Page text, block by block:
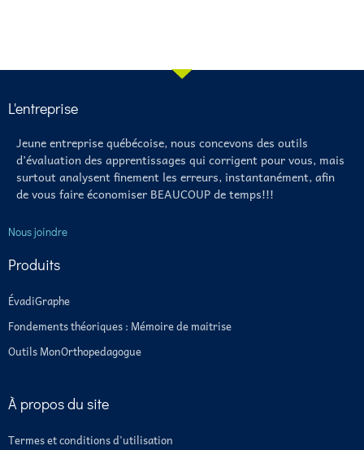
L'entreprise
Jeune entreprise québécoise, nous concevons des outils
d’évaluation des apprentissages qui corrigent pour vous, mais
surtout analysent finement les erreurs, instantanément, afin
de vous faire économiser BEAUCOUP de temps!!!
Nous joindre
Produits
ÉvadiGraphe
Fondements théoriques : Mémoire de maitrise
Outils MonOrthopedagogue
À propos du site
Termes et conditions d'utilisation